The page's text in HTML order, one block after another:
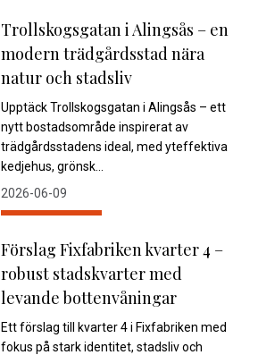
Trollskogsgatan i Alingsås – en
modern trädgårdsstad nära
natur och stadsliv
Upptäck Trollskogsgatan i Alingsås – ett
nytt bostadsområde inspirerat av
trädgårdsstadens ideal, med yteffektiva
kedjehus, grönsk...
2026-06-09
Förslag Fixfabriken kvarter 4 –
robust stadskvarter med
levande bottenvåningar
Ett förslag till kvarter 4 i Fixfabriken med
fokus på stark identitet, stadsliv och